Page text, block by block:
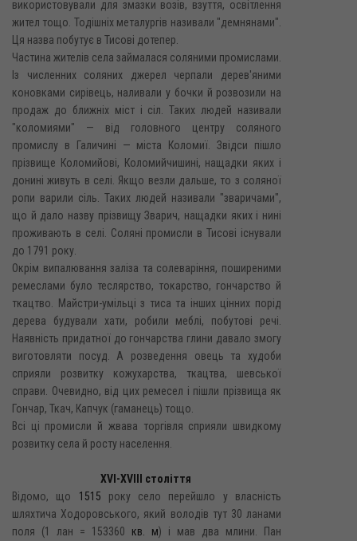
використовували для змазки возів, взуття, освітлення
жител тощо. Тодішніх металургів називали "демнянами".
Ця назва побутує в Тисові дотепер.
Частина жителів села займалася соляними промислами.
Із численних соляних джерел черпали дерев'яними
коновками сирівець, наливали у бочки й розвозили на
продаж до ближніх міст і сіл. Таких людей називали
"коломиями" — від головного центру соляного
промислу в Галичині — міста Коломиї. Звідси пішло
прізвище Коломийові, Коломийчишині, нащадки яких і
донині живуть в селі. Якщо везли дальше, то з соляної
ропи варили сіль. Таких людей називали "зваричами",
що й дало назву прізвищу Зварич, нащадки яких і нині
проживають в селі. Соляні промисли в Тисові існували
до 1791 року.
Окрім випалювання заліза та солеваріння, поширеними
ремеслами було теслярство, токарство, гончарство й
ткацтво. Майстри-умільці з тиса та інших цінних порід
дерева будували хати, робили меблі, побутові речі.
Наявність придатної до гончарства глини давало змогу
виготовляти посуд. А розведення овець та худоби
сприяли розвитку кожухарства, ткацтва, шевської
справи. Очевидно, від цих ремесел і пішли прізвища як
Гончар, Ткач, Капчук (гаманець) тощо.
Всі ці промисли й жвава торгівля сприяли швидкому
розвитку села й росту населення.
XVI-XVIII століття
Відомо, що 1515 року село перейшло у власність
шляхтича Ходоровського, який володів тут 30 ланами
поля (1 лан = 153360 кв. м) і мав два млини. Пан